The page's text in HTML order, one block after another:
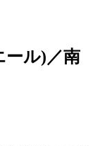
ール)／南